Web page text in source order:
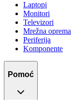
Laptopi
Monitori
Televizori
Mrežna oprema
Periferija
Komponente
Pomoć